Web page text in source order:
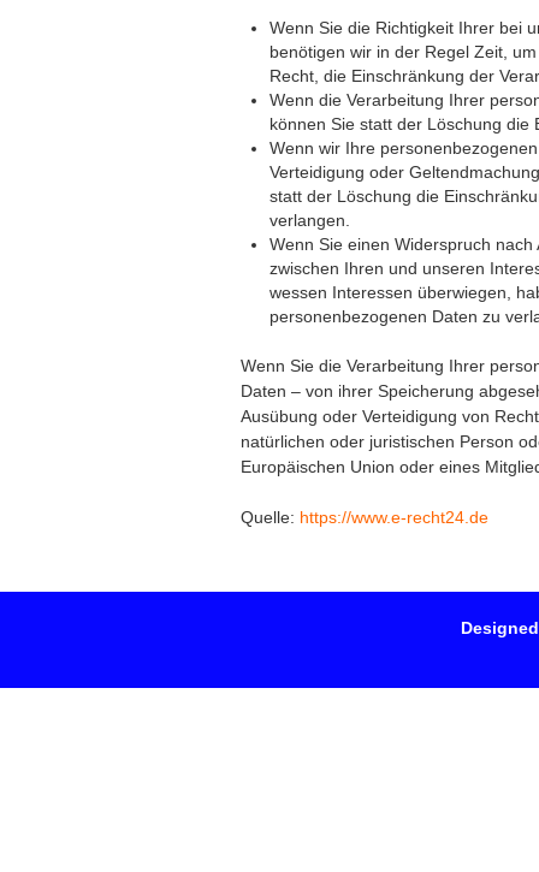
Wenn Sie die Richtigkeit Ihrer bei
benötigen wir in der Regel Zeit,
Recht, die Einschränkung der
Wenn die Verarbeitung Ihrer
können Sie statt der Löschung
Wenn wir Ihre
Verteidigung oder
statt der Löschung die
verlangen.
Wenn Sie einen Widerspruch
zwischen Ihren und unseren
wessen Interessen überwiegen,
personenbezogenen Daten zu
Wenn Sie die Verarbeitung Ihrer
Daten – von ihrer Speicherung
Ausübung oder Verteidigung von
natürlichen oder juristischen Person
Europäischen Union oder eines
Quelle: https://www.e-recht24.de